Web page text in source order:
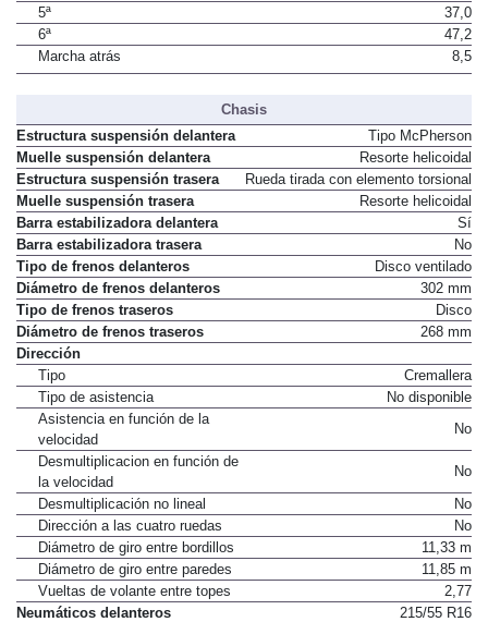
5ª
37,0
6ª
47,2
Marcha atrás
8,5
Chasis
Estructura suspensión delantera
Tipo McPherson
Muelle suspensión delantera
Resorte helicoidal
Estructura suspensión trasera
Rueda tirada con elemento torsional
Muelle suspensión trasera
Resorte helicoidal
Barra estabilizadora delantera
Sí
Barra estabilizadora trasera
No
Tipo de frenos delanteros
Disco ventilado
Diámetro de frenos delanteros
302 mm
Tipo de frenos traseros
Disco
Diámetro de frenos traseros
268 mm
Dirección
Tipo
Cremallera
Tipo de asistencia
No disponible
Asistencia en función de la
velocidad
No
Desmultiplicacion en función de
la velocidad
No
Desmultiplicación no lineal
No
Dirección a las cuatro ruedas
No
Diámetro de giro entre bordillos
11,33 m
Diámetro de giro entre paredes
11,85 m
Vueltas de volante entre topes
2,77
Neumáticos delanteros
215/55 R16